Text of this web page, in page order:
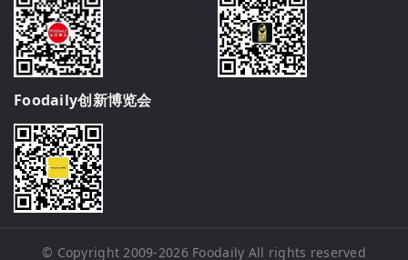
Foodaily创新博览会
© Copyright 2009-2026 Foodaily All rights reserved